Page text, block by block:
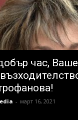
час, Ваше
- март 16, 2021